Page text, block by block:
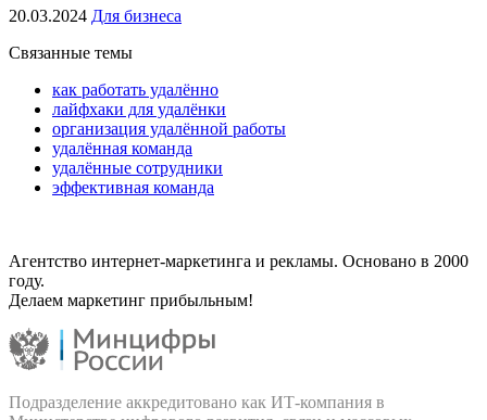
20.03.2024 Для бизнеса
Связанные темы
как работать удалённо
лайфхаки для удалёнки
организация удалённой работы
удалённая команда
удалённые сотрудники
эффективная команда
Агентство интернет-маркетинга и рекламы. Основано в 2000
году.
Делаем маркетинг прибыльным!
Подразделение аккредитовано как ИТ‑компания в